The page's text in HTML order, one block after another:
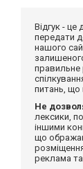
Відгук -
передати
нашого
правильне
питань, що
Не
лексики,
іншими
що
реклама